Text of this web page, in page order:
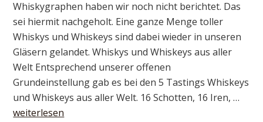
Whiskygraphen haben wir noch nicht berichtet. Das
sei hiermit nachgeholt. Eine ganze Menge toller
Whiskys und Whiskeys sind dabei wieder in unseren
Gläsern gelandet. Whiskys und Whiskeys aus aller
Welt Entsprechend unserer offenen
Grundeinstellung gab es bei den 5 Tastings Whiskeys
und Whiskeys aus aller Welt. 16 Schotten, 16 Iren, …
weiterlesen